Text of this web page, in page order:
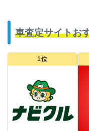
車査定サイトお
1位